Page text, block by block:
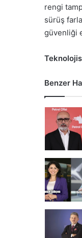
rengi
sürüş
güvenliği
Benzer